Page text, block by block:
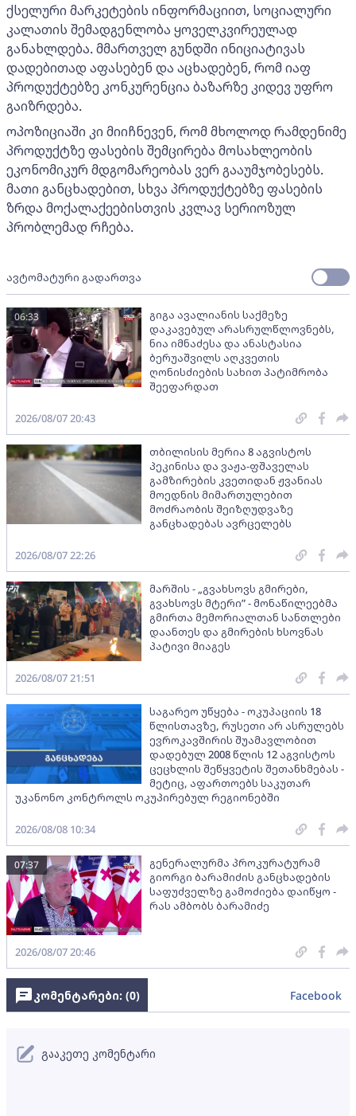
ქსელური მარკეტების ინფორმაციით, სოციალური
კალათის შემადგენლობა ყოველკვირეულად
განახლდება. მმართველ გუნდში ინიციატივას
დადებითად აფასებენ და აცხადებენ, რომ იაფ
პროდუქტებზე კონკურენცია ბაზარზე კიდევ უფრო
გაიზრდება.
ოპოზიციაში კი მიიჩნევენ, რომ მხოლოდ რამდენიმე
პროდუქტზე ფასების შემცირება მოსახლეობის
ეკონომიკურ მდგომარეობას ვერ გააუმჯობესებს.
მათი განცხადებით, სხვა პროდუქტებზე ფასების
ზრდა მოქალაქეებისთვის კვლავ სერიოზულ
პრობლემად რჩება.
ავტომატური გადართვა
გიგა ავალიანის საქმეზე
დაკავებულ არასრულწლოვნებს,
ნია იმნაძესა და ანასტასია
ბერუაშვილს აღკვეთის
ღონისძიების სახით პატიმრობა
შეეფარდათ
06:33
2026/08/07 20:43
თბილისის მერია 8 აგვისტოს
პეკინისა და ვაჟა-ფშაველას
გამზირების კვეთიდან ჟვანიას
მოედნის მიმართულებით
მოძრაობის შეიზღუდვაზე
განცხადებას ავრცელებს
2026/08/07 22:26
მარშის - „გვახსოვს გმირები,
გვახსოვს მტერი” - მონაწილეებმა
გმირთა მემორიალთან სანთლები
დაანთეს და გმირების ხსოვნას
პატივი მიაგეს
2026/08/07 21:51
საგარეო უწყება - ოკუპაციის 18
წლისთავზე, რუსეთი არ ასრულებს
ევროკავშირის შუამავლობით
დადებულ 2008 წლის 12 აგვისტოს
ცეცხლის შეწყვეტის შეთანხმებას -
მეტიც, აფართოებს საკუთარ
უკანონო კონტროლს ოკუპირებულ რეგიონებში
2026/08/08 10:34
გენერალურმა პროკურატურამ
გიორგი ბარამიძის განცხადების
საფუძველზე გამოძიება დაიწყო -
რას ამბობს ბარამიძე
07:37
2026/08/07 20:46
კომენტარები: (0) Facebook
გააკეთე კომენტარი